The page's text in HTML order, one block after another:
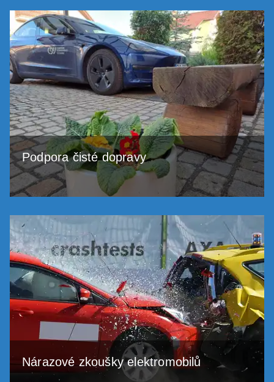
Podpora čisté dopravy
Nárazové zkoušky elektromobilů